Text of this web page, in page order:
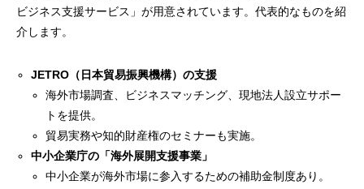
ビジネス支援サービス」が用意されています。代表的なものを紹
介します。
JETRO（日本貿易振興機構）の支援
海外市場調査、ビジネスマッチング、現地法人設立サポー
トを提供。
貿易実務や知的財産権のセミナーも実施。
中小企業庁の「海外展開支援事業」
中小企業が海外市場に参入するための補助金制度あり。